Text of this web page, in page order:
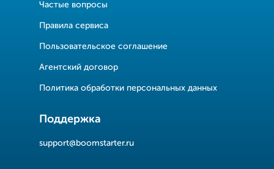
Частые вопросы
Правила сервиса
Пользовательское соглашение
Агентский договор
Политика обработки персональных данных
Поддержка
support@boomstarter.ru